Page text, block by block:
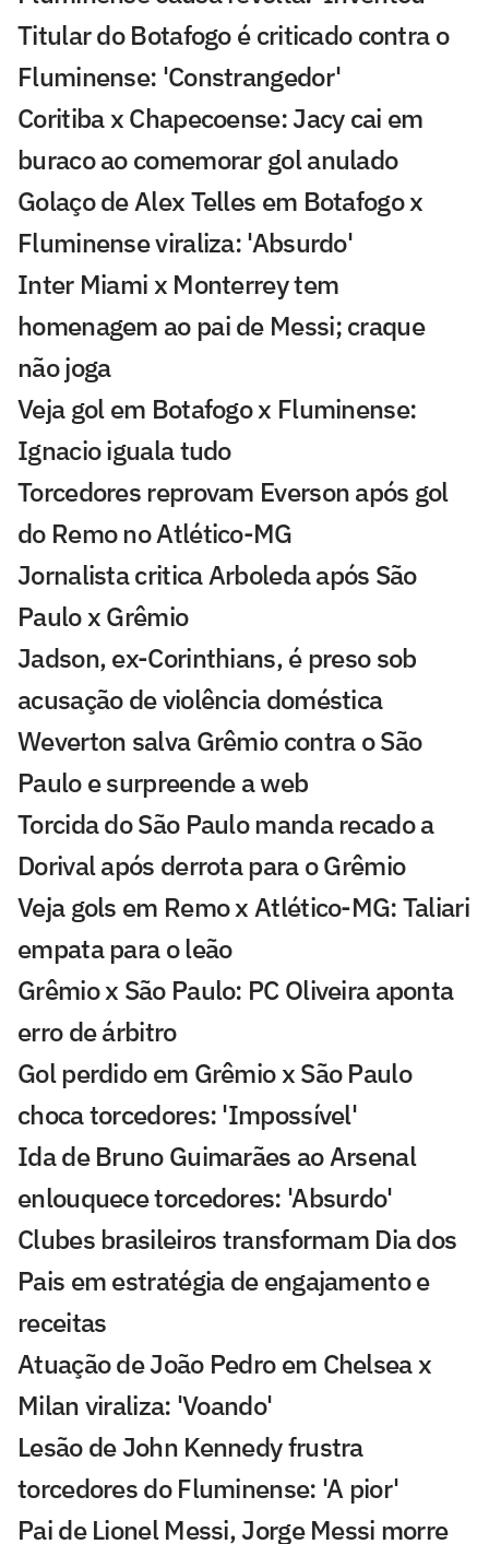
Titular do Botafogo é criticado contra o
Fluminense: 'Constrangedor'
Coritiba x Chapecoense: Jacy cai em
buraco ao comemorar gol anulado
Golaço de Alex Telles em Botafogo x
Fluminense viraliza: 'Absurdo'
Inter Miami x Monterrey tem
homenagem ao pai de Messi; craque
não joga
Veja gol em Botafogo x Fluminense:
Ignacio iguala tudo
Torcedores reprovam Everson após gol
do Remo no Atlético-MG
Jornalista critica Arboleda após São
Paulo x Grêmio
Jadson, ex-Corinthians, é preso sob
acusação de violência doméstica
Weverton salva Grêmio contra o São
Paulo e surpreende a web
Torcida do São Paulo manda recado a
Dorival após derrota para o Grêmio
Veja gols em Remo x Atlético-MG: Taliari
empata para o leão
Grêmio x São Paulo: PC Oliveira aponta
erro de árbitro
Gol perdido em Grêmio x São Paulo
choca torcedores: 'Impossível'
Ida de Bruno Guimarães ao Arsenal
enlouquece torcedores: 'Absurdo'
Clubes brasileiros transformam Dia dos
Pais em estratégia de engajamento e
receitas
Atuação de João Pedro em Chelsea x
Milan viraliza: 'Voando'
Lesão de John Kennedy frustra
torcedores do Fluminense: 'A pior'
Pai de Lionel Messi, Jorge Messi morre